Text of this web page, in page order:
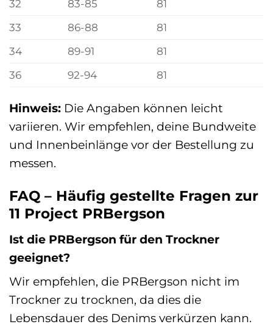
32 83-85
81
33
86-88
81
34
89-91
81
36
92-94 81
Hinweis: Die Angaben können leicht
variieren. Wir empfehlen, deine Bundweite
und Innenbeinlänge vor der Bestellung zu
messen.
FAQ – Häufig gestellte Fragen zur
11 Project PRBergson
Ist die PRBergson für den Trockner
geeignet?
Wir empfehlen, die PRBergson nicht im
Trockner zu trocknen, da dies die
Lebensdauer des Denims verkürzen kann.